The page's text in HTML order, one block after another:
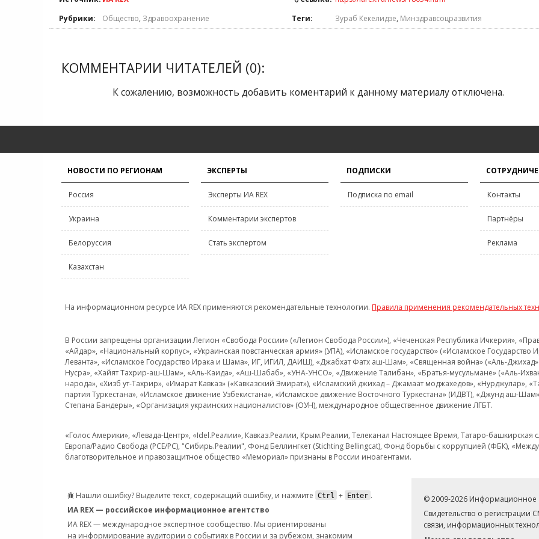
Рубрики:
Общество, Здравоохранение Теги: Зураб Кекелидзе, Минздравсоцразвития
КОММЕНТАРИИ ЧИТАТЕЛЕЙ (0):
К сожалению, возможность добавить коментарий к данному материалу отключена.
НОВОСТИ ПО РЕГИОНАМ
Россия
Украина
Белоруссия
Казахстан
ЭКСПЕРТЫ
Эксперты ИА REX
Комментарии экспертов
Стать экспертом
ПОДПИСКИ
Подписка по email Контакты
Партнёры
Реклама
На информационном ресурсе ИА REX применяются рекомендательные технологии. Правила применения рекомендательных
В России запрещены организации Легион «Свобода России» («Легион Свобода России»), «Чеченская Республика Ичкерия»,
«Айдар», «Национальный корпус», «Украинская повстанческая армия» (УПА), «Исламское государство» («Исламское
Леванта», «Исламское Государство Ирака и Шама», ИГ, ИГИЛ, ДАИШ), «Джабхат Фатх аш-Шам», «Священная война» («Аль-Джихад»
Нусра», «Хайят Тахрир-аш-Шам», «Аль-Каида», «Аш-Шабаб», «УНА-УНСО», «Движение Талибан», «Братья-мусульмане» («Аль-
народа», «Хизб ут-Тахрир», «Имарат Кавказ» («Кавказский Эмират»), «Исламский джихад – Джамаат моджахедов», «Нурджулар»,
партия Туркестана», «Исламское движение Узбекистана», «Исламское движение Восточного Туркестана» (ИДВТ), «Джунд аш-
Степана Бандеры», «Организация украинских националистов» (ОУН), международное общественное движение ЛГБТ.
«Голос Америки», «Левада-Центр», «Idel.Реалии», Кавказ.Реалии, Крым.Реалии, Телеканал Настоящее Время, Татаро-
Европа/Радио Свобода (PCE/PC), "Сибирь.Реалии", Фонд Беллингкет (Stichting Bellingcat), Фонд борьбы с коррупцией (ФБК),
благотворительное и правозащитное общество «Мемориал» признаны в России иноагентами.
Нашли ошибку? Выделите текст, содержащий ошибку, и нажмите Ctrl + Enter .
ИА REX — российское информационное агентство
ИА REX — международное экспертное сообщество. Мы ориентированы
на информирование аудитории о событиях в России и за рубежом, знакомим
© 2009-2026 Информационное
Свидетельство о
связи, информационных